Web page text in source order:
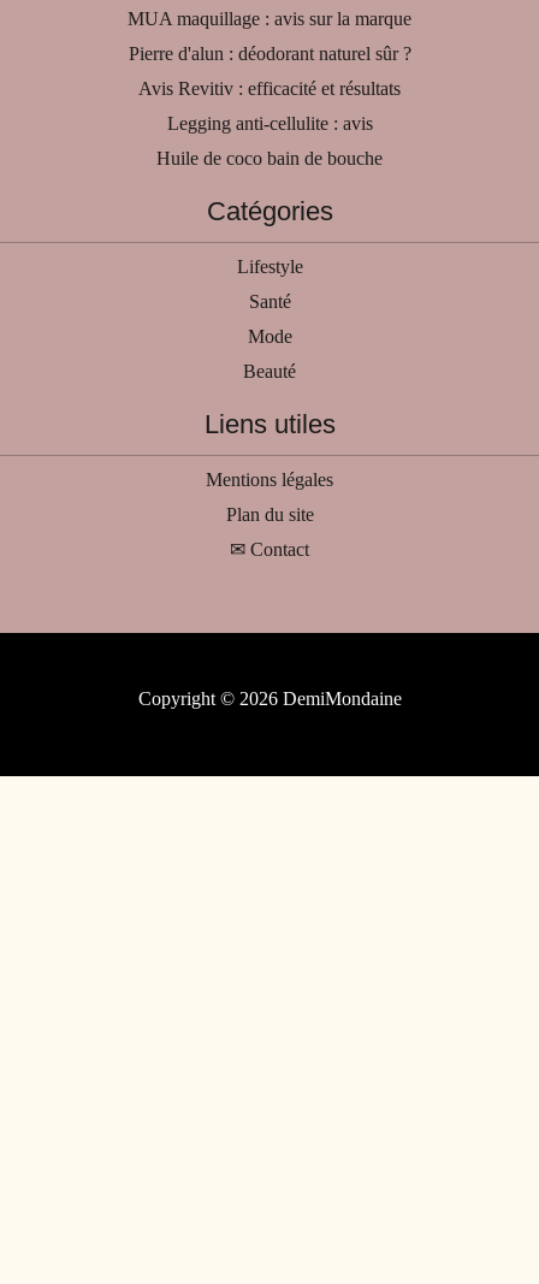
MUA maquillage : avis sur la marque
Pierre d'alun : déodorant naturel sûr ?
Avis Revitiv : efficacité et résultats
Legging anti-cellulite : avis
Huile de coco bain de bouche
Catégories
Lifestyle
Santé
Mode
Beauté
Liens utiles
Mentions légales
Plan du site
✉ Contact
Copyright © 2026 DemiMondaine